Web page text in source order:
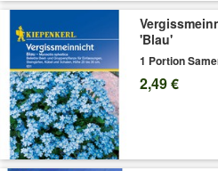
'Blau'
1 Portion
2,49 €